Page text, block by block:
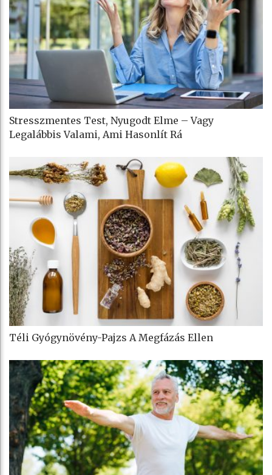
Stresszmentes Test, Nyugodt Elme – Vagy
Legalábbis Valami, Ami Hasonlít Rá
Téli Gyógynövény-Pajzs A Megfázás Ellen